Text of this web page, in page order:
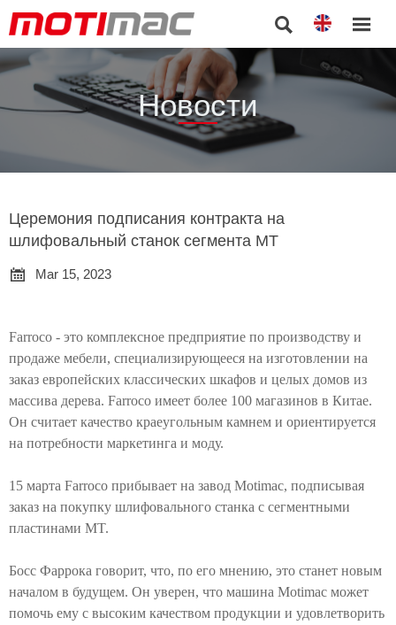
 
Новости
Церемония подписания контракта на
шлифовальный станок сегмента MT

Mar 15, 2023
Farroco - это комплексное предприятие по производству и
продаже мебели, специализирующееся на изготовлении на
заказ европейских классических шкафов и целых домов из
массива дерева. Farroco имеет более 100 магазинов в Китае.
Он считает качество краеугольным камнем и ориентируется
на потребности маркетинга и моду.
15 марта Farroco прибывает на завод Motimac, подписывая
заказ на покупку шлифовального станка с сегментными
пластинами MT.
Босс Фаррока говорит, что, по его мнению, это станет новым
началом в будущем. Он уверен, что машина Motimac может
помочь ему с высоким качеством продукции и удовлетворить